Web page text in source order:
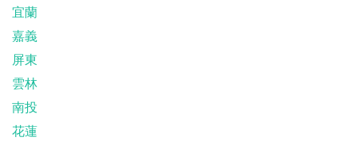
宜蘭
嘉義
屏東
雲林
南投
花蓮